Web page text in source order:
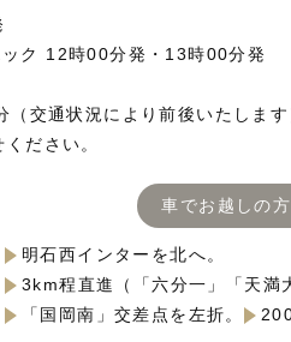
ク 12時00分発・13時00分発
交通状況により前後いたします
ださい。
車でお越しの
明石西インターを北へ。
3km程直進（「六分一」「天満
「国岡南」交差点を左折。